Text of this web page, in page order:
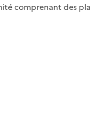
comprenant des pla